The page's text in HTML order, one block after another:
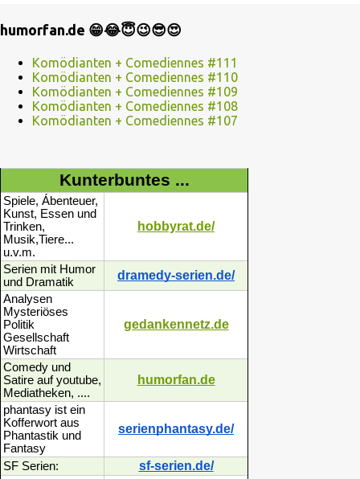
humorfan.de 😁😂😇😉😎😍
Komödianten + Comediennes #111
Komödianten + Comediennes #110
Komödianten + Comediennes #109
Komödianten + Comediennes #108
Komödianten + Comediennes #107
Kunterbuntes ...
Spiele, Ábenteuer,
Kunst, Essen und
Trinken,
Musik,Tiere...
u.v.m.
hobbyrat.de/
Serien mit Humor
und Dramatik
dramedy-serien.de/
Analysen
Mysteriöses
Politik
Gesellschaft
Wirtschaft
gedankennetz.de
Comedy und
Satire auf youtube,
Mediatheken, ....
humorfan.de
phantasy ist ein
Kofferwort aus
Phantastik und
Fantasy
serienphantasy.de/
SF Serien: sf-serien.de/